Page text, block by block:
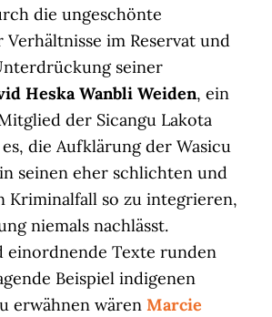
die ungeschönte
Verhältnisse im Reservat und
seiner
Heska Wanbli Weiden, ein
der Sicangu Lakota
die Aufklärung der Wasicu
in seinen eher schlichten und
Kriminalfall so zu integrieren,
niemals nachlässt.
einordnende Texte runden
Beispiel indigenen
erwähnen wärenMarcie